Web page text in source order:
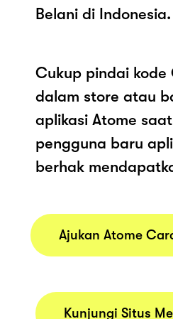
Belani di Indonesia.
Cukup pindai kode
dalam store atau
aplikasi Atome
pengguna baru
berhak
Ajukan Atome
Kunjungi Situs